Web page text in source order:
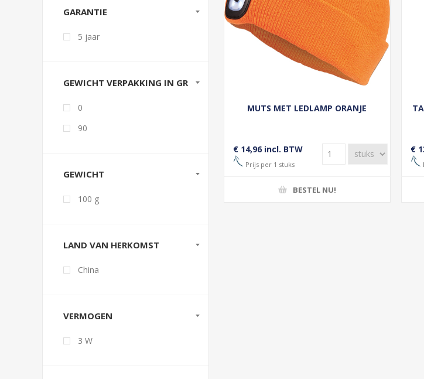
MUTS MET LEDLAMP ORANJE
€ 14,96 incl. BTW
Prijs per 1 stuks
BESTEL NU!
€
GARANTIE
5 jaar
GEWICHT VERPAKKING IN GR
0
90
GEWICHT
100 g
LAND VAN HERKOMST
China
VERMOGEN
3 W